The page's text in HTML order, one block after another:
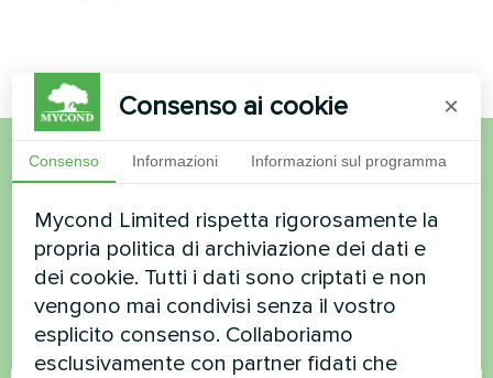
Volete acquistare o avete
domande?
Contattateci e vi aiuteremo
Nome
Consenso ai cookie ×
Consenso Informazioni Informazioni sul programma
Mycond Limited rispetta rigorosamente la
propria politica di archiviazione dei dati e
dei cookie. Tutti i dati sono criptati e non
vengono mai condivisi senza il vostro
esplicito consenso. Collaboriamo
esclusivamente con partner fidati che